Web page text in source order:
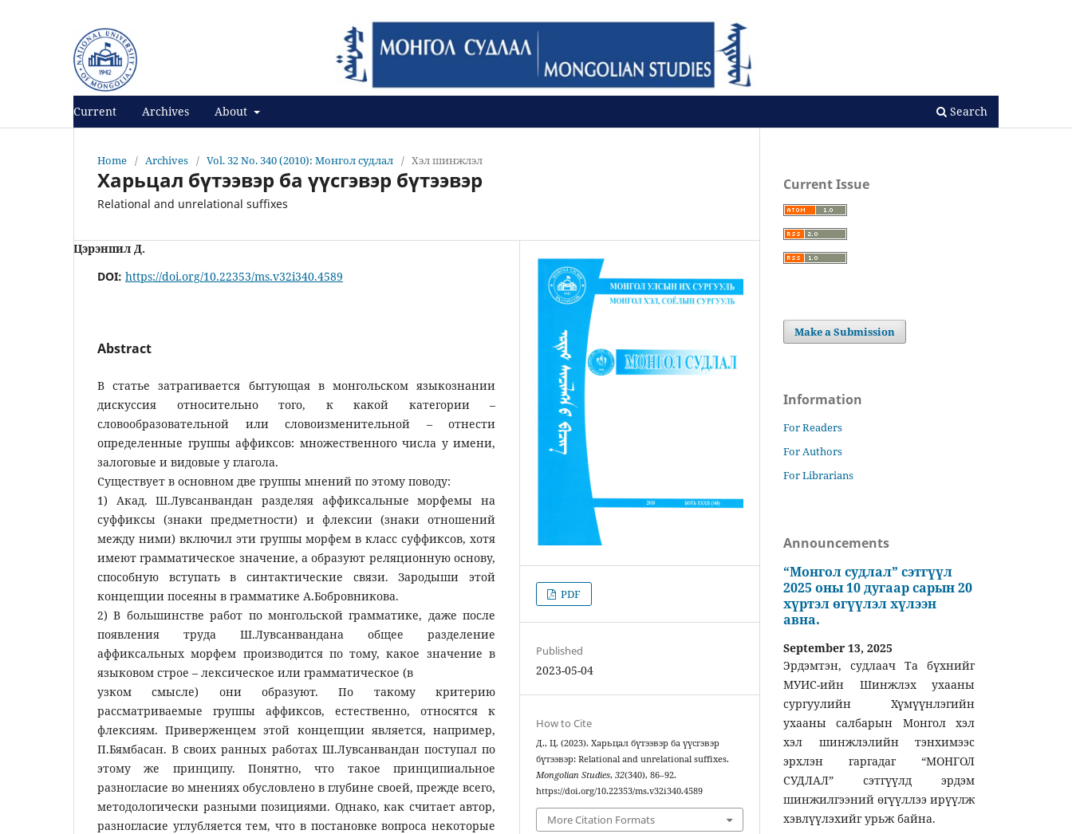
Current Archives About Search
Home / Archives / Vol. 32 No. 340 (2010): Монгол судлал / Хэл шинжлэл
Харьцал бүтээвэр ба үүсгэвэр бүтээвэр
Relational and unrelational suffixes
Цэрэнпил Д.
DOI: https://doi.org/10.22353/ms.v32i340.4589
Abstract
В статье затрагивается бытующая в монгольском языкознании
дискуссия относительно того, к какой категории –
словообразовательной или словоизменительной – отнести
определенные группы аффиксов: множественного числа у имени,
залоговые и видовые у глагола.
Существует в основном две группы мнений по этому поводу:
1) Акад. Ш.Лувсанвандан разделяя аффиксальные морфемы на
суффиксы (знаки предметности) и флексии (знаки отношений
между ними) включил эти группы морфем в класс суффиксов, хотя
имеют грамматическое значение, а образуют реляционную основу,
способную вступать в синтактические связи. Зародыши этой
концепции посеяны в грамматике А.Бобровникова.
2) В большинстве работ по монгольской грамматике, даже после
появления труда Ш.Лувсанвандана общее разделение
аффиксальных морфем производится по тому, какое значение в
языковом строе – лексическое или грамматическое (в
узком смысле) они образуют. По такому критерию
рассматриваемые группы аффиксов, естественно, относятся к
флексиям. Приверженцем этой концепции является, например,
П.Бямбасан. В своих ранных работах Ш.Лувсанвандан поступал по
этому же принципу. Понятно, что такое принципиальное
разногласие во мнениях обусловлено в глубине своей, прежде всего,
методологически разными позициями. Однако, как считает автор,
разногласие углубляется тем, что в постановке вопроса некоторые
PDF
Published
2023-05-04
How to Cite
Д., Ц. (2023). Харьцал бүтээвэр ба үүсгэвэр
бүтээвэр: Relational and unrelational suffixes.
Mongolian Studies,32(340), 86–92.
https://doi.org/10.22353/ms.v32i340.4589
More Citation Formats
Current Issue
Make a Submission
Information
For Readers
For Authors
For Librarians
Announcements
“Монгол судлал” сэтгүүл
2025 оны 10 дугаар сарын 20
хүртэл өгүүлэл хүлээн
авна.
September 13, 2025
Эрдэмтэн, судлаач Та бүхнийг
МУИС-ийн Шинжлэх ухааны
сургуулийн Хүмүүнлэгийн
ухааны салбарын Монгол хэл
хэл шинжлэлийн тэнхимээс
эрхлэн гаргадаг “МОНГОЛ
СУДЛАЛ” сэтгүүлд эрдэм
шинжилгээний өгүүллээ ирүүлж
хэвлүүлэхийг урьж байна.